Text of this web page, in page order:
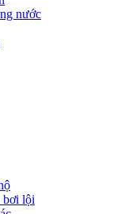
nước
bơi lội